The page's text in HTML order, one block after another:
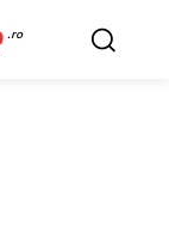
.ro